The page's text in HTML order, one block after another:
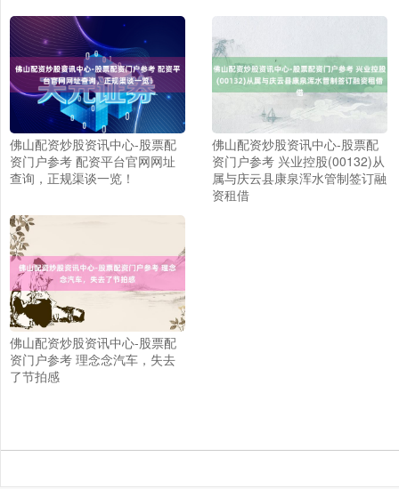
佛山配资炒股资讯中心-股票配
资门户参考 配资平台官网网址
查询，正规渠谈一览！
佛山配资炒股资讯中心-股票配
资门户参考 兴业控股(00132)从
属与庆云县康泉浑水管制签订融
资租借
佛山配资炒股资讯中心-股票配
资门户参考 理念念汽车，失去
了节拍感
上证综指